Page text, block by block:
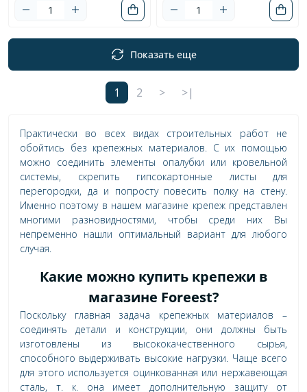
Показать еще
1 2 > >|
Практически во всех видах строительных работ не
обойтись без крепежных материалов. С их помощью
можно соединить элементы опалубки или кровельной
системы, скрепить гипсокартонные листы для
перегородки, да и попросту повесить полку на стену.
Именно поэтому в нашем магазине крепеж представлен
многими разновидностями, чтобы среди них Вы
непременно нашли оптимальный вариант для любого
случая.
Какие можно купить крепежи в
магазине Foreest?
Поскольку главная задача крепежных материалов –
соединять детали и конструкции, они должны быть
изготовлены из высококачественного сырья,
способного выдерживать высокие нагрузки. Чаще всего
для этого используется оцинкованная или нержавеющая
сталь, т. к. она имеет дополнительную защиту от